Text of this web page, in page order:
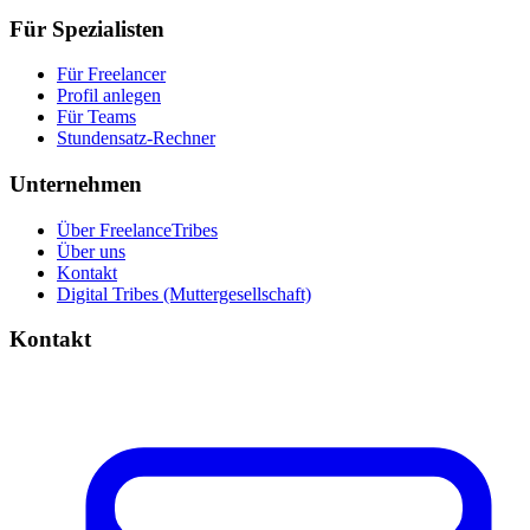
Für Spezialisten
Für Freelancer
Profil anlegen
Für Teams
Stundensatz-Rechner
Unternehmen
Über FreelanceTribes
Über uns
Kontakt
Digital Tribes (Muttergesellschaft)
Kontakt